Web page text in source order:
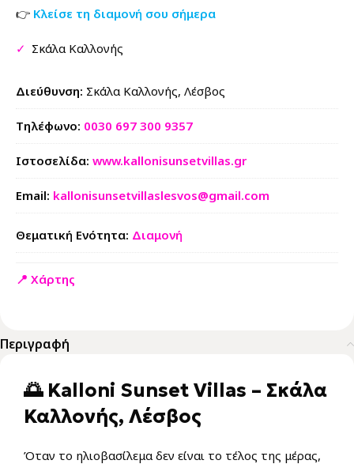
👉 Κλείσε τη διαμονή σου σήμερα
✓ Σκάλα Καλλονής
Διεύθυνση: Σκάλα Καλλονής, Λέσβος
Tηλέφωνο: 0030 697 300 9357
Ιστοσελίδα: www.kallonisunsetvillas.gr
Email: kallonisunsetvillaslesvos@gmail.com
Θεματική Ενότητα: Διαμονή
📍 Χάρτης
Περιγραφή
🌅 Kalloni Sunset Villas – Σκάλα
Καλλονής, Λέσβος
Όταν το ηλιοβασίλεμα δεν είναι το τέλος της μέρας,